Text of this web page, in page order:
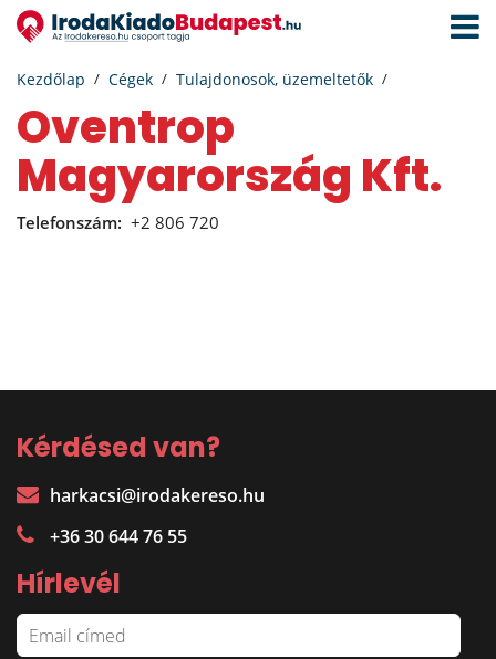
Kezdőlap Cégek Tulajdonosok, üzemeltetők
Oventrop
Magyarország Kft.
Telefonszám: +2 806 720
Kérdésed van?
harkacsi@irodakereso.hu
+36 30 644 76 55
Hírlevél